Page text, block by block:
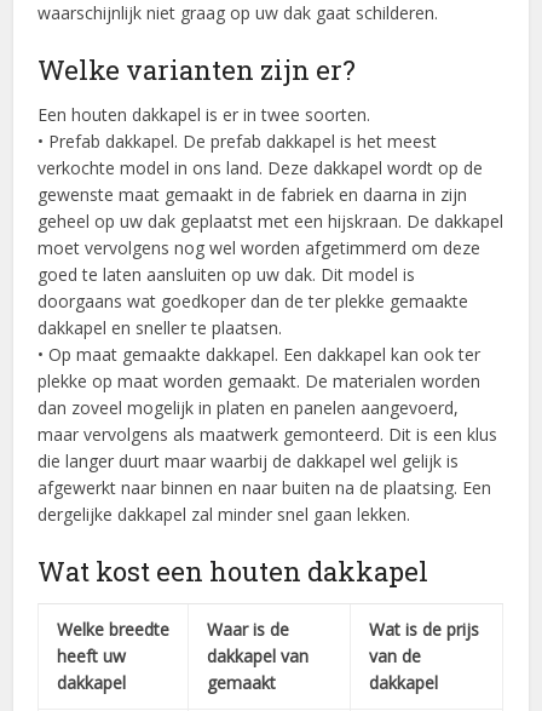
waarschijnlijk niet graag op uw dak gaat schilderen.
Welke varianten zijn er?
Een houten dakkapel is er in twee soorten.
• Prefab dakkapel. De prefab dakkapel is het meest
verkochte model in ons land. Deze dakkapel wordt op de
gewenste maat gemaakt in de fabriek en daarna in zijn
geheel op uw dak geplaatst met een hijskraan. De dakkapel
moet vervolgens nog wel worden afgetimmerd om deze
goed te laten aansluiten op uw dak. Dit model is
doorgaans wat goedkoper dan de ter plekke gemaakte
dakkapel en sneller te plaatsen.
• Op maat gemaakte dakkapel. Een dakkapel kan ook ter
plekke op maat worden gemaakt. De materialen worden
dan zoveel mogelijk in platen en panelen aangevoerd,
maar vervolgens als maatwerk gemonteerd. Dit is een klus
die langer duurt maar waarbij de dakkapel wel gelijk is
afgewerkt naar binnen en naar buiten na de plaatsing. Een
dergelijke dakkapel zal minder snel gaan lekken.
Wat kost een houten dakkapel
Welke breedte
heeft uw
dakkapel
Waar is de
dakkapel van
gemaakt
Wat is de prijs
van de
dakkapel